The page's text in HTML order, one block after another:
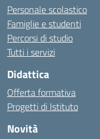
Personale scolastico
Famiglie e studenti
Percorsi di studio
Tutti i servizi
Didattica
Offerta formativa
Progetti di Istituto
Novità